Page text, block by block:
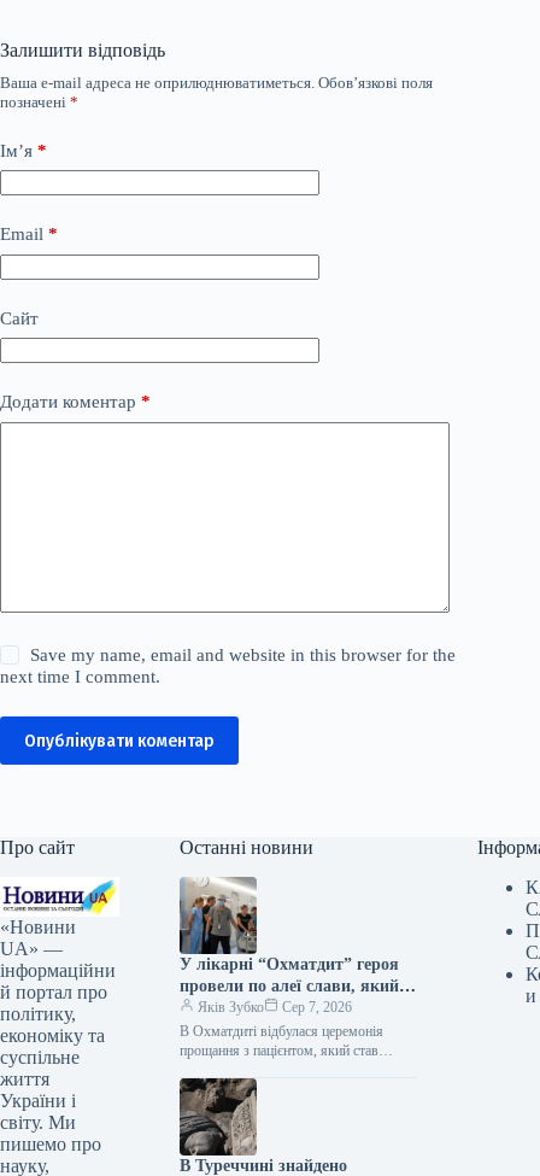
Залишити відповідь
Ваша e-mail адреса не оприлюднюватиметься. Обов’язкові поля
позначені *
Ім’я *
Email *
Сайт
Додати коментар *
Save my name, email and website in this browser for the
next time I comment.
Опублікувати коментар
Про сайт
«Новини
UA» —
інформаційни
й портал про
політику,
економіку та
суспільне
життя
України і
світу. Ми
пишемо про
науку,
Останні новини
У лікарні “Охматдит” героя
провели по алеї слави, який
став посмертним донором
Яків Зубко
Сер 7, 2026
В Охматдиті відбулася церемонія
прощання з пацієнтом, який став
пресслужба Національної дитячої
спеціалізованої лікарні “Охматдит”
поінформувала…
В Туреччині знайдено
и